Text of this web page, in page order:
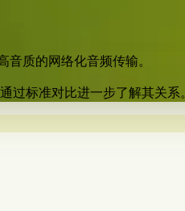
质的网络化音频传输。
过标准对比进一步了解其关系。